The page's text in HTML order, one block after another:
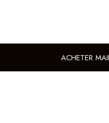
ACHETER